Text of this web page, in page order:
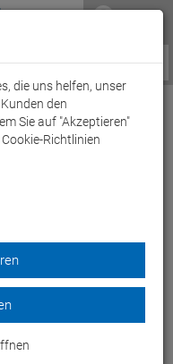
Service / Hilfe
schnell in deinem RD
bist.
die uns helfen, unser
den
Sie auf "Akzeptieren"
Richtlinien